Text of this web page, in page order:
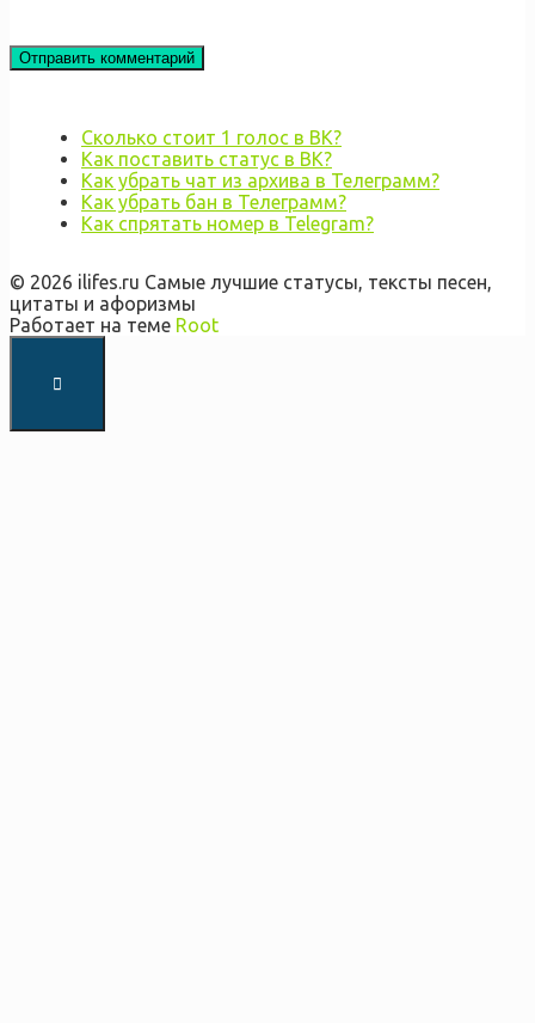
Сколько стоит 1 голос в ВК?
Как поставить статус в ВК?
Как убрать чат из архива в Телеграмм?
Как убрать бан в Телеграмм?
Как спрятать номер в Telegram?
© 2026 ilifes.ru Самые лучшие статусы, тексты песен,
цитаты и афоризмы
Работает на теме Root